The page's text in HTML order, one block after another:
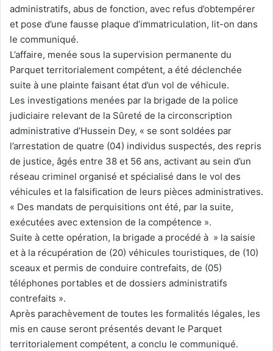
administratifs, abus de fonction, avec refus d’obtempérer
et pose d’une fausse plaque d’immatriculation, lit-on dans
le communiqué.
L’affaire, menée sous la supervision permanente du
Parquet territorialement compétent, a été déclenchée
suite à une plainte faisant état d’un vol de véhicule.
Les investigations menées par la brigade de la police
judiciaire relevant de la Sûreté de la circonscription
administrative d’Hussein Dey, « se sont soldées par
l’arrestation de quatre (04) individus suspectés, des repris
de justice, âgés entre 38 et 56 ans, activant au sein d’un
réseau criminel organisé et spécialisé dans le vol des
véhicules et la falsification de leurs pièces administratives.
« Des mandats de perquisitions ont été, par la suite,
exécutées avec extension de la compétence ».
Suite à cette opération, la brigade a procédé à » la saisie
et à la récupération de (20) véhicules touristiques, de (10)
sceaux et permis de conduire contrefaits, de (05)
téléphones portables et de dossiers administratifs
contrefaits ».
Après parachèvement de toutes les formalités légales, les
mis en cause seront présentés devant le Parquet
territorialement compétent, a conclu le communiqué.